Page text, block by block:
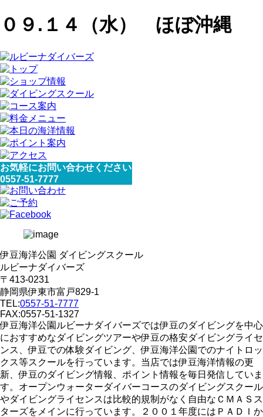
０９.１４（水） ほぼ沖縄
お気軽にお問い合わせください
0557-51-7777
伊豆海洋公園 ダイビングスクール
ルビーナダイバーズ
〒413-0231
静岡県伊東市富戸829-1
TEL:0557-51-7777
FAX:0557-51-1327
伊豆海洋公園ルビーナダイバーズでは伊豆のダイビングを中心
におすすめなダイビングツアーや伊豆の格安ダイビングライセ
ンス、伊豆での体験ダイビング、伊豆海洋公園でのナイトロッ
クス等スクールを行っています。当店では伊豆海洋情報の更
新、伊豆のダイビング情報、ポイント情報を毎日発信していま
す。オープンウォーターダイバーコースのダイビングスクール
やダイビングライセンスは比較的規制がなく自由なＣＭＡＳス
ターズをメインに行っています。２００１年度にはＰＡＤＩか